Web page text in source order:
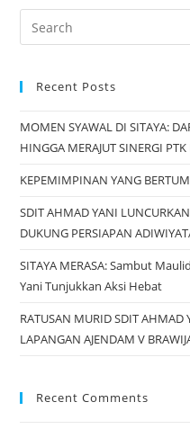
Recent Posts
MOMEN SYAWAL DI SITAYA:
HINGGA MERAJUT SINERGI
KEPEMIMPINAN YANG
SDIT AHMAD YANI
DUKUNG PERSIAPAN
SITAYA MERASA: Sambut
Yani Tunjukkan Aksi Hebat
RATUSAN MURID SDIT AHMAD
LAPANGAN AJENDAM V
Recent Comments